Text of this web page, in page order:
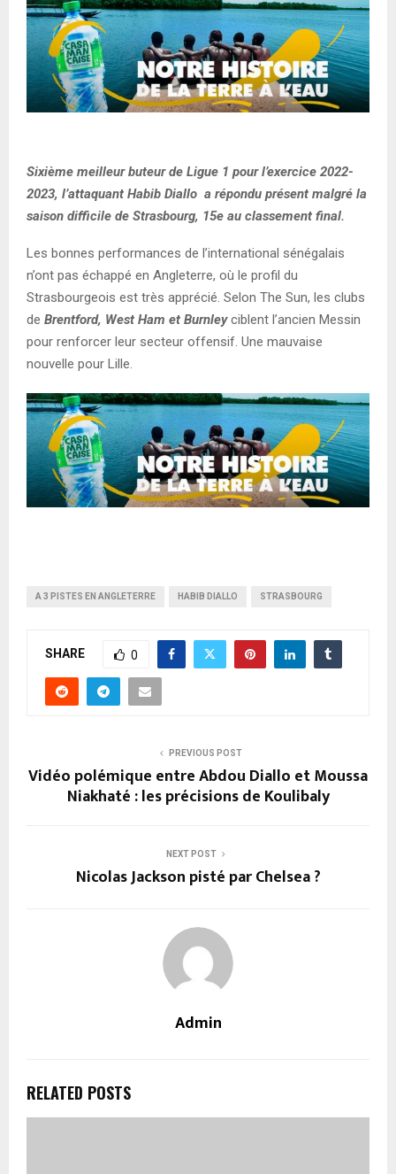
Sixième meilleur buteur de Ligue 1 pour l’exercice 2022-
2023, l’attaquant Habib Diallo a répondu présent malgré la
saison difficile de Strasbourg, 15e au classement final.
Les bonnes performances de l’international sénégalais
n’ont pas échappé en Angleterre, où le profil du
Strasbourgeois est très apprécié. Selon The Sun, les clubs
de Brentford, West Ham et Burnleyciblent l’ancien Messin
pour renforcer leur secteur offensif. Une mauvaise
nouvelle pour Lille.
A 3 PISTES EN ANGLETERRE HABIB DIALLO STRASBOURG
SHARE 0
PREVIOUS POST
Vidéo polémique entre Abdou Diallo et Moussa
Niakhaté : les précisions de Koulibaly
NEXT POST
Nicolas Jackson pisté par Chelsea ?
Admin
RELATED POSTS